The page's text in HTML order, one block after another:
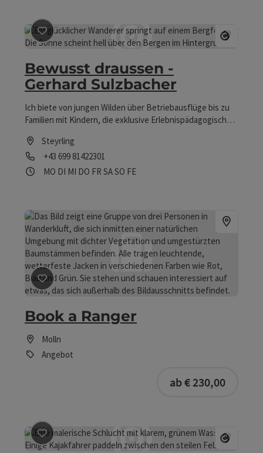
Beitrag merken: Bewusst draussen - Gerhard
Bewusst draussen -
Gerhard Sulzbacher
Ich biete von jungen Wilden über Betriebausflüge bis zu
Familien mit Kindern, die exklusive Erlebnispädagogische
ein unvergessliches, den eigenen Vorstellungen
entsprechendes, Abenteuer mit dem gewissen Extra!
Individuealabenteuer statt Events von der Stange! Dafür
Steyrling
Telefon
+43 699 81422301
Öffnungszeiten
MO Montag geöffnet
DI Dienstag geöffnet
MI Mittwoch geöffnet
DO Donnerstag geöffnet
FR Freitag geöffnet
SASamstag geöffnet
SO Sonntag geöffnet
FEFeiertag geöffnet
Beitrag merken: Book a Ranger
Book a Ranger
Molln
Angebot
ab € 230,00
Beitrag merken: Geoventure